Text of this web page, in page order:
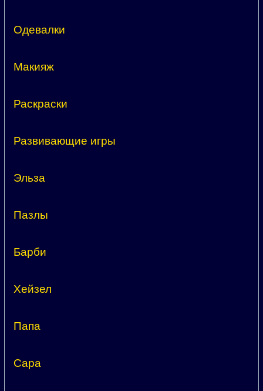
Одевалки
Макияж
Раскраски
Развивающие игры
Эльза
Пазлы
Барби
Хейзел
Папа
Сара